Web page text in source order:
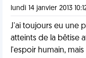
lundi 14 janvier 2013
J'ai toujours eu une
atteints de la bêtise
l'espoir humain,